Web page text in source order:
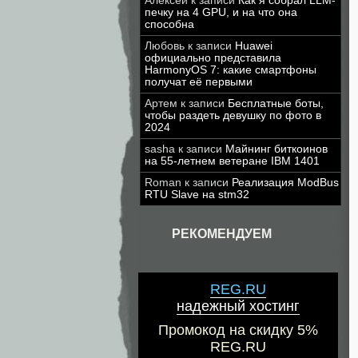
печку на 4 GPU, и на что она
способна
Любовь к записи Huawei
официально представила
HarmonyOS 7: какие смартфоны
получат её первыми
Артем к записи Бесплатные боты,
чтобы раздеть девушку по фото в
2024
sasha к записи Майнинг биткоинов
на 55-летнем ветеране IBM 1401
Roman к записи Реализация ModBus
RTU Slave на stm32
РЕКОМЕНДУЕМ
REG.RU
надежный хостинг
Промокод на скидку 5%
REG.RU